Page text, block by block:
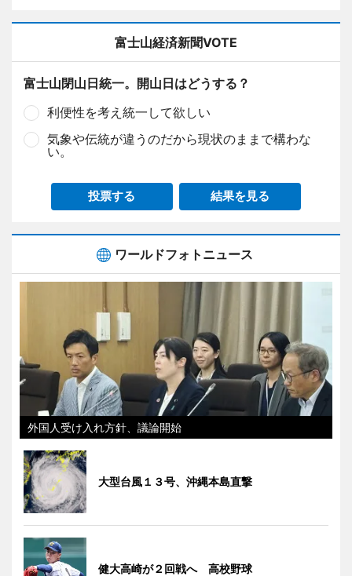
富士山経済新聞VOTE
富士山閉山日統一。開山日はどうする？
利便性を考え統一して欲しい
気象や伝統が違うのだから現状のままで構わな
い。
投票する 結果を見る
ワールドフォトニュース
外国人受け入れ方針、議論開始
大型台風１３号、沖縄本島直撃
健大高崎が２回戦へ 高校野球